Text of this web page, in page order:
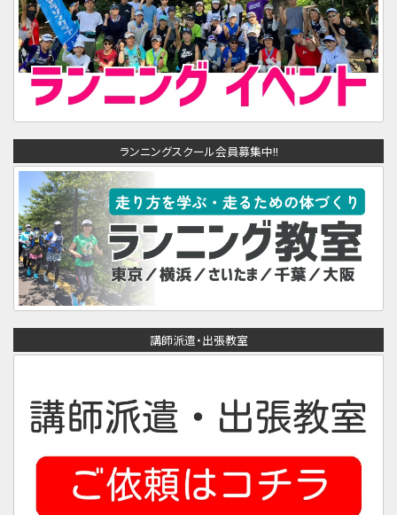
ランニングスクール会員募集中!!
講師派遣・出張教室